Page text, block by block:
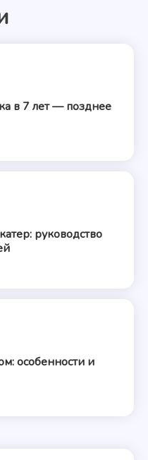
в 7 лет — позднее
руководство
особенности и